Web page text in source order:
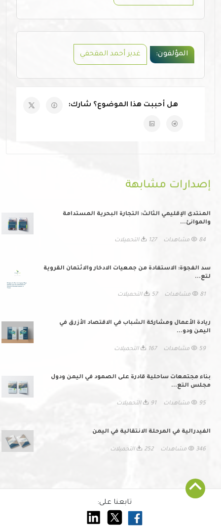
المؤلفون: غدير أحمد المقحفي
هل أحببت هذا الموضوع؟ شارك:
إصدارات مشابهة
المنتدى الإقليمي الثالث: التجارة البحرية المستدامة
والموانئ...
84 مشاهدات 127 التحميلات
سد الفجوة: الاستفادة من جمعيات الادخار والائتمان القروية
لتع...
81 مشاهدات 57 التحميلات
ريادة الأعمال ومشاركة الشباب في الاقتصاد الأزرق في
اليمن ودو...
59 مشاهدات 167 التحميلات
بناء مجتمعات ساحلية قادرة على الصمود في اليمن ودول
مجلس التع...
95 مشاهدات 91 التحميلات
الفيدرالية في المرحلة الانتقالية في اليمن
346 مشاهدات 252 التحميلات
تابعنا على: